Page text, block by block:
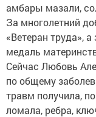
амбары мазали,
За многолетний
«Ветеран труда»,
медаль
Сейчас Любовь
по общему
травм получила,
ломала, ребра,